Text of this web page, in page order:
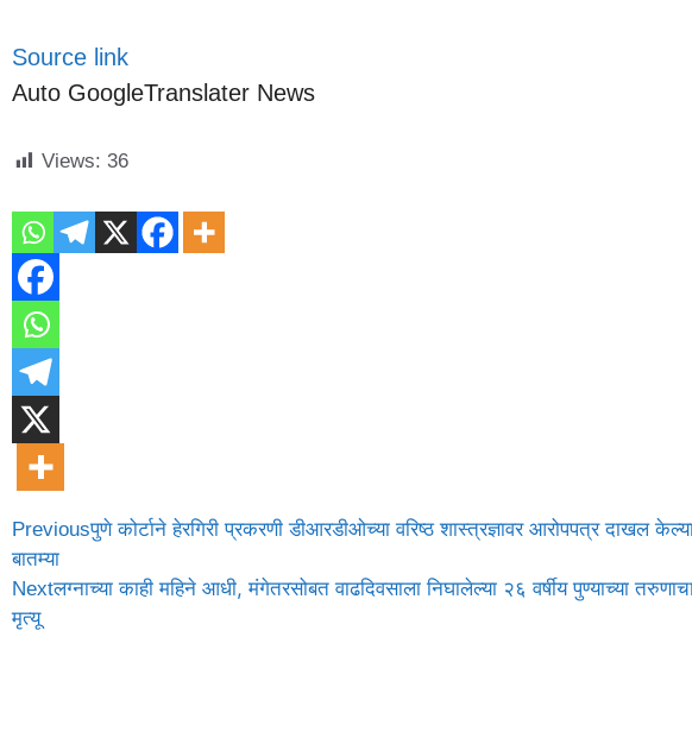
Source link
Auto GoogleTranslater News
Views: 36
Previousपुणे कोर्टाने हेरगिरी प्रकरणी डीआरडीओच्या वरिष्ठ शास्त्रज्ञावर आरोपपत्र दाखल
बातम्या
Nextलग्नाच्या काही महिने आधी, मंगेतरसोबत वाढदिवसाला निघालेल्या २६ वर्षीय पुण्याच्या
मृत्यू